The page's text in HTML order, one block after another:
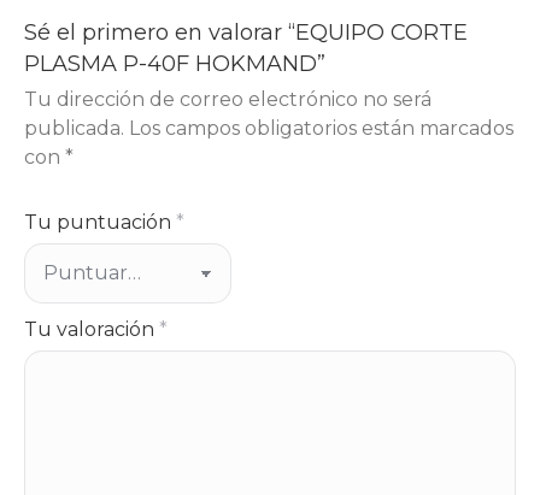
Sé el primero en valorar “EQUIPO CORTE
PLASMA P-40F HOKMAND”
Tu dirección de correo electrónico no será
publicada. Los campos obligatorios están marcados
con *
Tu puntuación *
Tu valoración *